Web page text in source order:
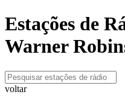
Estações de
Warner
voltar